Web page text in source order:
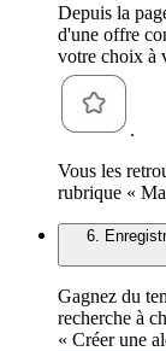
Depuis la
d'une offre
votre choix à
.
Vous les
rubrique «
6.
Gagnez du
recherche à
« Créer une